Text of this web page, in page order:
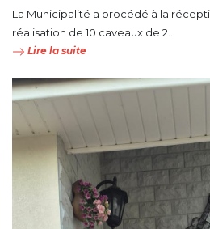
La Municipalité a procédé à la
réalisation de 10 caveaux de 2...
Lire la suite